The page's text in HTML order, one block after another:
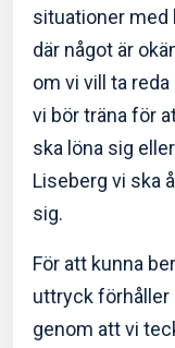
situationer med
där något är
om vi vill ta
vi bör träna för
ska löna sig
Liseberg vi ska
sig.
För att kunna
uttryck förhåller
genom att vi